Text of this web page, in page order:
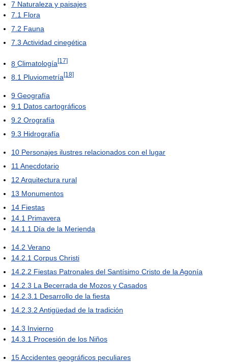
7 Naturaleza y paisajes
7.1 Flora
7.2 Fauna
7.3 Actividad cinegética
8 Climatología[17]
8.1 Pluviometría [18]
9 Geografía
9.1 Datos cartográficos
9.2 Orografía
9.3 Hidrografía
10 Personajes ilustres relacionados con el lugar
11 Anecdotario
12 Arquitectura rural
13 Monumentos
14 Fiestas
14.1 Primavera
14.1.1 Día de la Merienda
14.2 Verano
14.2.1 Corpus Christi
14.2.2 Fiestas Patronales del Santísimo Cristo de la Agonía
14.2.3 La Becerrada de Mozos y Casados
14.2.3.1 Desarrollo de la fiesta
14.2.3.2 Antigüedad de la tradición
14.3 Invierno
14.3.1 Procesión de los Niños
15Accidentes geográficos peculiares